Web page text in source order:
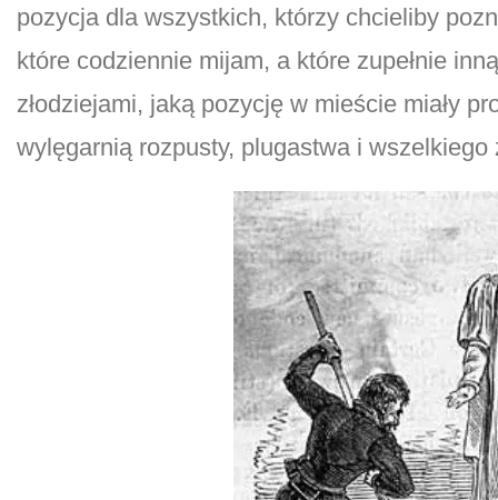
pozycja dla wszystkich, którzy chcieliby
które codziennie mijam, a które zupełnie
złodziejami, jaką pozycję w mieście miały
wylęgarnią rozpusty, plugastwa i wszelkiego